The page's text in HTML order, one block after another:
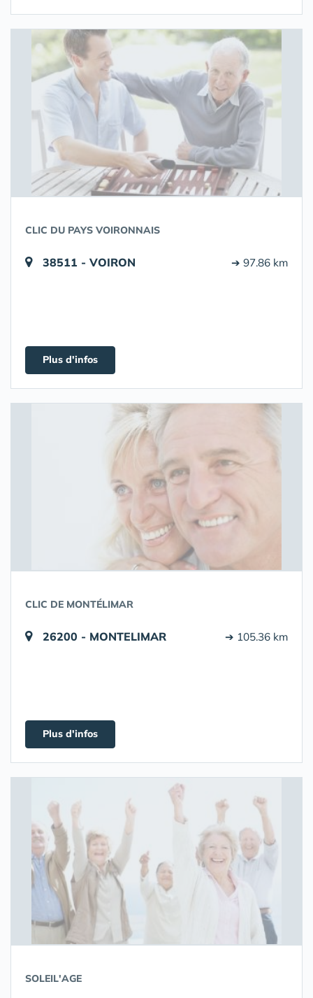
CLIC DU PAYS VOIRONNAIS
38511 - VOIRON ➔ 97.86 km
Plus d'infos
CLIC DE MONTÉLIMAR
26200 - MONTELIMAR ➔ 105.36 km
Plus d'infos
SOLEIL'AGE